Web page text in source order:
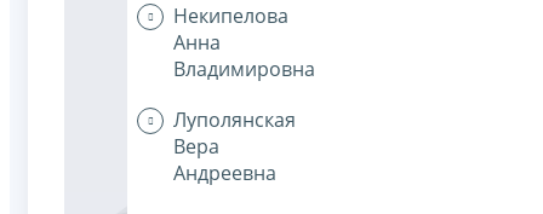
Некипелова
Анна
Владимировна
Луполянская
Вера
Андреевна